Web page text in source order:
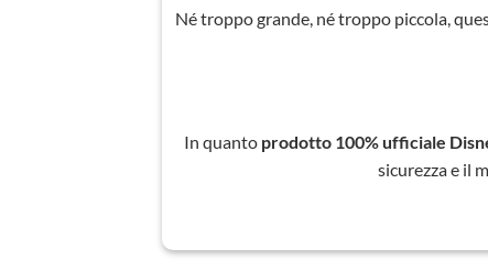
Né troppo grande, né troppo piccola,
In quanto prodotto 100% ufficiale
sicurezza e il